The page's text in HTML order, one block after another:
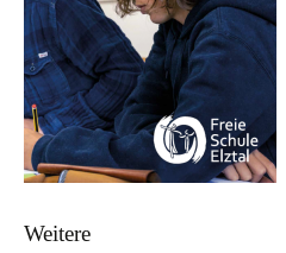
Weitere